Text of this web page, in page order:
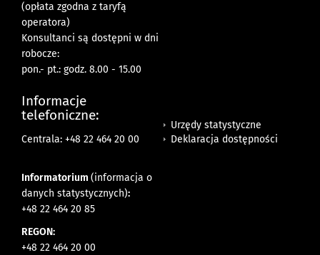
(opłata zgodna z taryfą
operatora)
Konsultanci są dostępni w dni
robocze:
pon.- pt.: godz. 8.00 - 15.00
Informacje
telefoniczne:
Centrala: +48 22 464 20 00
Informatorium (informacja o
danych statystycznych):
+48 22 464 20 85
REGON:
+48 22 464 20 00
Urzędy statystyczne
Deklaracja dostępności